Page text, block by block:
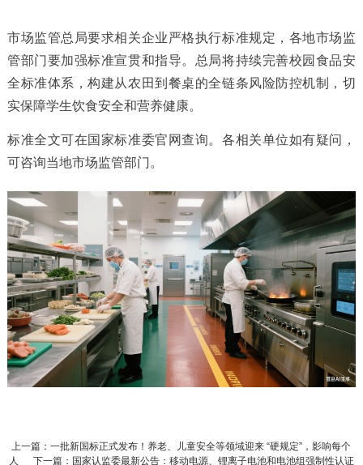
市场监管总局要求相关企业严格执行标准规定，各地市场监
管部门要加强标准宣贯和指导。总局将持续完善校园食品安
全标准体系，构建从农田到餐桌的全链条风险防控机制，切
实保障学生饮食安全和营养健康。
标准全文可在国家标准委官网查询。各相关单位如有疑问，
可咨询当地市场监管部门。
上一篇：一批新国标正式发布！养老、儿童安全等领域迎来 “硬规定”，影响每个
人
下一篇：国家认监委最新公告：移动电源、锂离子电池和电池组强制性认证